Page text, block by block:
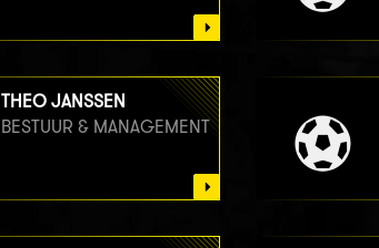
THEO JANSSEN
BESTUUR & MANAGEMENT